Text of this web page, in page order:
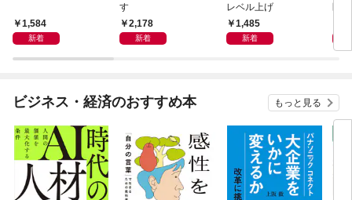
1,584
新着
す
2,178
新着
レベル上げ
1,485
新着
6版
ビジネス・経済のおすすめ本 もっと見る